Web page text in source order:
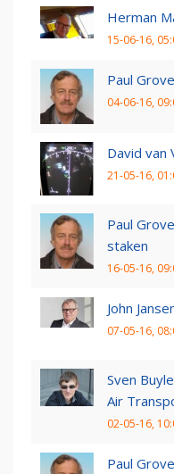
Herman
15-06-16,
Paul
04-06-16,
David van
21-05-16,
Paul
staken
16-05-16,
John
07-05-16,
Sven
Air
02-05-16,
Paul